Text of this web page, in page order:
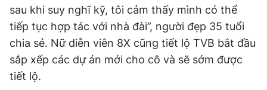
sau khi suy nghĩ kỹ, tôi cảm thấy mình có thể
tiếp tục hợp tác với nhà đài”, người đẹp 35 tuổi
chia sẻ. Nữ diễn viên 8X cũng tiết lộ TVB bắt đầu
sắp xếp các dự án mới cho cô và sẽ sớm được
tiết lộ.